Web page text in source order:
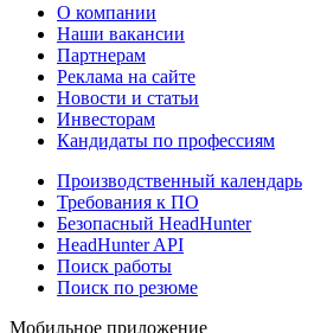
О компании
Наши вакансии
Партнерам
Реклама на сайте
Новости и статьи
Инвесторам
Кандидаты по профессиям
Производственный календарь
Требования к ПО
Безопасный HeadHunter
HeadHunter API
Поиск работы
Поиск по резюме
Мобильное приложение